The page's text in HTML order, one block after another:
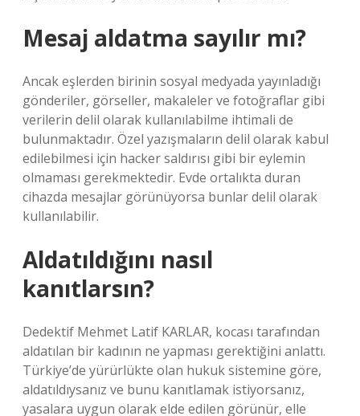
Mesaj aldatma sayılır mı?
Ancak eşlerden birinin sosyal medyada yayınladığı
gönderiler, görseller, makaleler ve fotoğraflar gibi
verilerin delil olarak kullanılabilme ihtimali de
bulunmaktadır. Özel yazışmaların delil olarak kabul
edilebilmesi için hacker saldırısı gibi bir eylemin
olmaması gerekmektedir. Evde ortalıkta duran
cihazda mesajlar görünüyorsa bunlar delil olarak
kullanılabilir.
Aldatıldığını nasıl
kanıtlarsın?
Dedektif Mehmet Latif KARLAR, kocası tarafından
aldatılan bir kadının ne yapması gerektiğini anlattı.
Türkiye’de yürürlükte olan hukuk sistemine göre,
aldatıldıysanız ve bunu kanıtlamak istiyorsanız,
yasalara uygun olarak elde edilen görünür, elle